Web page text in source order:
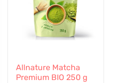
Allnature Matcha
Premium BIO 250 g